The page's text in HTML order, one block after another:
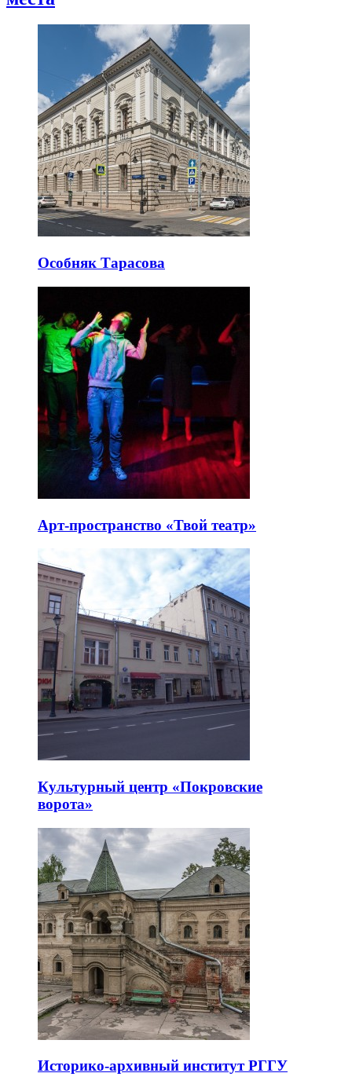
Особняк Тарасова
Арт-пространство «Твой театр»
Культурный центр «Покровские
ворота»
Историко-архивный институт РГГУ